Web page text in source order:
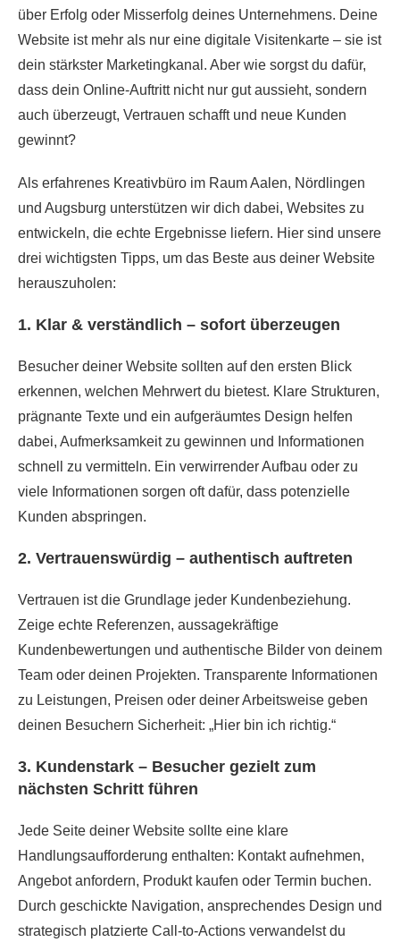
über Erfolg oder Misserfolg deines Unternehmens. Deine
Website ist mehr als nur eine digitale Visitenkarte – sie ist
dein stärkster Marketingkanal. Aber wie sorgst du dafür,
dass dein Online-Auftritt nicht nur gut aussieht, sondern
auch überzeugt, Vertrauen schafft und neue Kunden
gewinnt?
Als erfahrenes Kreativbüro im Raum Aalen, Nördlingen
und Augsburg unterstützen wir dich dabei, Websites zu
entwickeln, die echte Ergebnisse liefern. Hier sind unsere
drei wichtigsten Tipps, um das Beste aus deiner Website
herauszuholen:
1. Klar & verständlich – sofort überzeugen
Besucher deiner Website sollten auf den ersten Blick
erkennen, welchen Mehrwert du bietest. Klare Strukturen,
prägnante Texte und ein aufgeräumtes Design helfen
dabei, Aufmerksamkeit zu gewinnen und Informationen
schnell zu vermitteln. Ein verwirrender Aufbau oder zu
viele Informationen sorgen oft dafür, dass potenzielle
Kunden abspringen.
2. Vertrauenswürdig – authentisch auftreten
Vertrauen ist die Grundlage jeder Kundenbeziehung.
Zeige echte Referenzen, aussagekräftige
Kundenbewertungen und authentische Bilder von deinem
Team oder deinen Projekten. Transparente Informationen
zu Leistungen, Preisen oder deiner Arbeitsweise geben
deinen Besuchern Sicherheit: „Hier bin ich richtig.“
3. Kundenstark – Besucher gezielt zum
nächsten Schritt führen
Jede Seite deiner Website sollte eine klare
Handlungsaufforderung enthalten: Kontakt aufnehmen,
Angebot anfordern, Produkt kaufen oder Termin buchen.
Durch geschickte Navigation, ansprechendes Design und
strategisch platzierte Call-to-Actions verwandelst du